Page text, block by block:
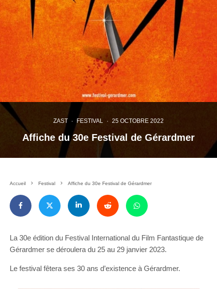
ZAST · FESTIVAL · 25 OCTOBRE 2022
Affiche du 30e Festival de Gérardmer
Accueil Festival Affiche du 30e Festival de Gérardmer
La 30e édition du Festival International du Film Fantastique de
Gérardmer se déroulera du 25 au 29 janvier 2023.
Le festival fêtera ses 30 ans d’existence à Gérardmer.